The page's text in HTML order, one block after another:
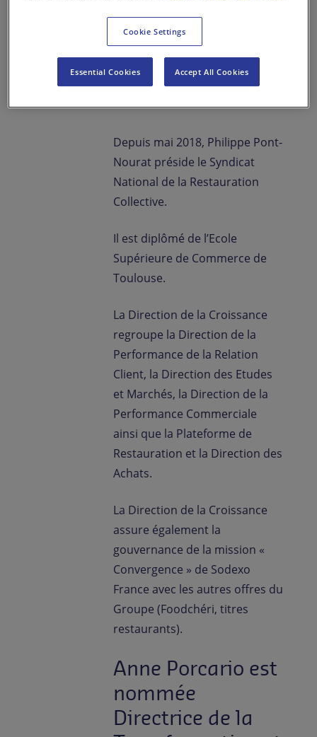
activités de l’entreprise sur des
projets de développement
stratégiques.
Depuis mai 2018, Philippe Pont-
Nourat préside le Syndicat
National de la Restauration
Collective.
Il est diplômé de l’Ecole
Supérieure de Commerce de
Toulouse.
La Direction de la Croissance
regroupe la Direction de la
Performance de la Relation
Client, la Direction des Etudes
et Marchés, la Direction de la
Performance Commerciale
ainsi que la Plateforme de
Restauration et la Direction des
Achats.
La Direction de la Croissance
assure également la
gouvernance de la mission «
Convergence » de Sodexo
France avec les autres offres du
Groupe (Foodchéri, titres
restaurants).
Anne Porcario est
nommée
Directrice de la
Cookie Settings
Essential Cookies Accept All Cookies